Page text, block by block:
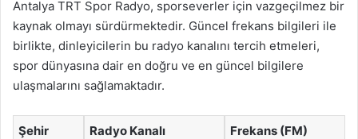
Antalya TRT Spor Radyo, sporseverler için vazgeçilmez bir
kaynak olmayı sürdürmektedir. Güncel frekans bilgileri ile
birlikte, dinleyicilerin bu radyo kanalını tercih etmeleri,
spor dünyasına dair en doğru ve en güncel bilgilere
ulaşmalarını sağlamaktadır.
Şehir Radyo Kanalı Frekans (FM)